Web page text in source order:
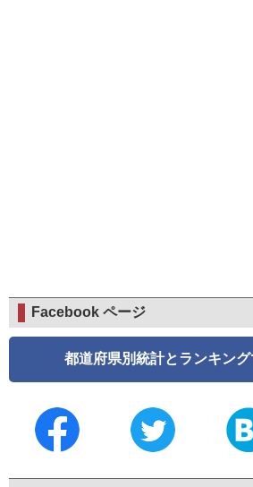
Facebook ページ
都道府県別統計とランキン